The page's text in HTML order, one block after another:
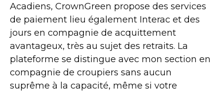
Acadiens, CrownGreen propose des services
de paiement lieu également Interac et des
jours en compagnie de acquittement
avantageux, très au sujet des retraits. La
plateforme se distingue avec mon section en
compagnie de croupiers sans aucun
suprême à la capacité, même si votre